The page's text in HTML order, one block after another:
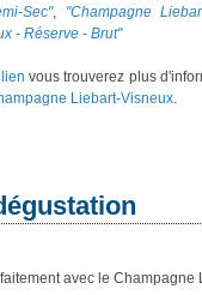
Sec", "Champagne
- Réserve - Brut"
vous trouverez plus
Liebart-Visneux.
avec le Champagne